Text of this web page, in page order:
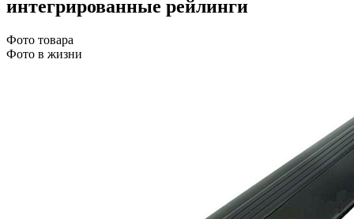
интегрированные рейлинги
Фото товара
Фото в жизни